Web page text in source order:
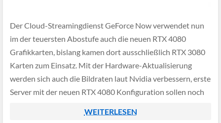
Der Cloud-Streamingdienst GeForce Now verwendet nun
im der teuersten Abostufe auch die neuen RTX 4080
Grafikkarten, bislang kamen dort ausschließlich RTX 3080
Karten zum Einsatz. Mit der Hardware-Aktualisierung
werden sich auch die Bildraten laut Nvidia verbessern, erste
Server mit der neuen RTX 4080 Konfiguration sollen noch
WEITERLESEN